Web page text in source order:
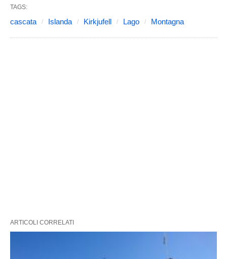
TAGS:
cascata Islanda Kirkjufell Lago Montagna
ARTICOLI CORRELATI